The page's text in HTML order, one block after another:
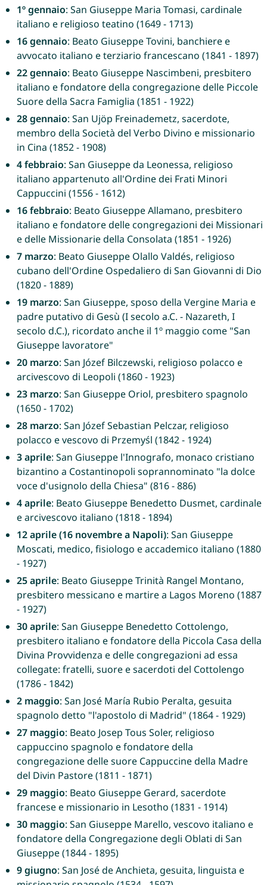
1º gennaio: San Giuseppe Maria Tomasi, cardinale
italiano e religioso teatino (1649 - 1713)
16 gennaio: Beato Giuseppe Tovini, banchiere e
avvocato italiano e terziario francescano (1841 - 1897)
22 gennaio: Beato Giuseppe Nascimbeni, presbitero
italiano e fondatore della congregazione delle Piccole
Suore della Sacra Famiglia (1851 - 1922)
28 gennaio: San Ujöp Freinademetz, sacerdote,
membro della Società del Verbo Divino e missionario
in Cina (1852 - 1908)
4 febbraio: San Giuseppe da Leonessa, religioso
italiano appartenuto all'Ordine dei Frati Minori
Cappuccini (1556 - 1612)
16 febbraio: Beato Giuseppe Allamano, presbitero
italiano e fondatore delle congregazioni dei Missionari
e delle Missionarie della Consolata (1851 - 1926)
7 marzo: Beato Giuseppe Olallo Valdés, religioso
cubano dell'Ordine Ospedaliero di San Giovanni di Dio
(1820 - 1889)
19 marzo: San Giuseppe, sposo della Vergine Maria e
padre putativo di Gesù (I secolo a.C. - Nazareth, I
secolo d.C.), ricordato anche il 1º maggio come "San
Giuseppe lavoratore"
20 marzo: San Józef Bilczewski, religioso polacco e
arcivescovo di Leopoli (1860 - 1923)
23 marzo: San Giuseppe Oriol, presbitero spagnolo
(1650 - 1702)
28 marzo: San Józef Sebastian Pelczar, religioso
polacco e vescovo di Przemyśl (1842 - 1924)
3 aprile: San Giuseppe l'Innografo, monaco cristiano
bizantino a Costantinopoli soprannominato "la dolce
voce d'usignolo della Chiesa" (816 - 886)
4 aprile: Beato Giuseppe Benedetto Dusmet, cardinale
e arcivescovo italiano (1818 - 1894)
12 aprile (16 novembre a Napoli): San Giuseppe
Moscati, medico, fisiologo e accademico italiano (1880
- 1927)
25 aprile: Beato Giuseppe Trinità Rangel Montano,
presbitero messicano e martire a Lagos Moreno (1887
- 1927)
30 aprile: San Giuseppe Benedetto Cottolengo,
presbitero italiano e fondatore della Piccola Casa della
Divina Provvidenza e delle congregazioni ad essa
collegate: fratelli, suore e sacerdoti del Cottolengo
(1786 - 1842)
2 maggio: San José María Rubio Peralta, gesuita
spagnolo detto "l'apostolo di Madrid" (1864 - 1929)
27 maggio: Beato Josep Tous Soler, religioso
cappuccino spagnolo e fondatore della
congregazione delle suore Cappuccine della Madre
del Divin Pastore (1811 - 1871)
29 maggio: Beato Giuseppe Gerard, sacerdote
francese e missionario in Lesotho (1831 - 1914)
30 maggio: San Giuseppe Marello, vescovo italiano e
fondatore della Congregazione degli Oblati di San
Giuseppe (1844 - 1895)
9 giugno: San José de Anchieta, gesuita, linguista e